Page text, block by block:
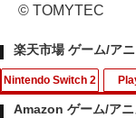
© TOMYTEC
楽天市場 ゲーム/ア
Nintendo Switch 2
Amazon ゲーム/ア